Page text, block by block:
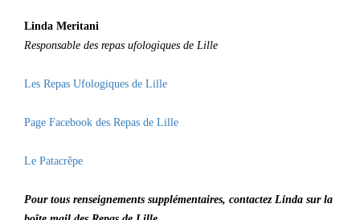
Linda Meritani
Responsable des repas ufologiques de Lille
Les Repas Ufologiques de Lille
Page Facebook des Repas de Lille
Le Patacrêpe
Pour tous renseignements supplémentaires, contactez Linda sur la